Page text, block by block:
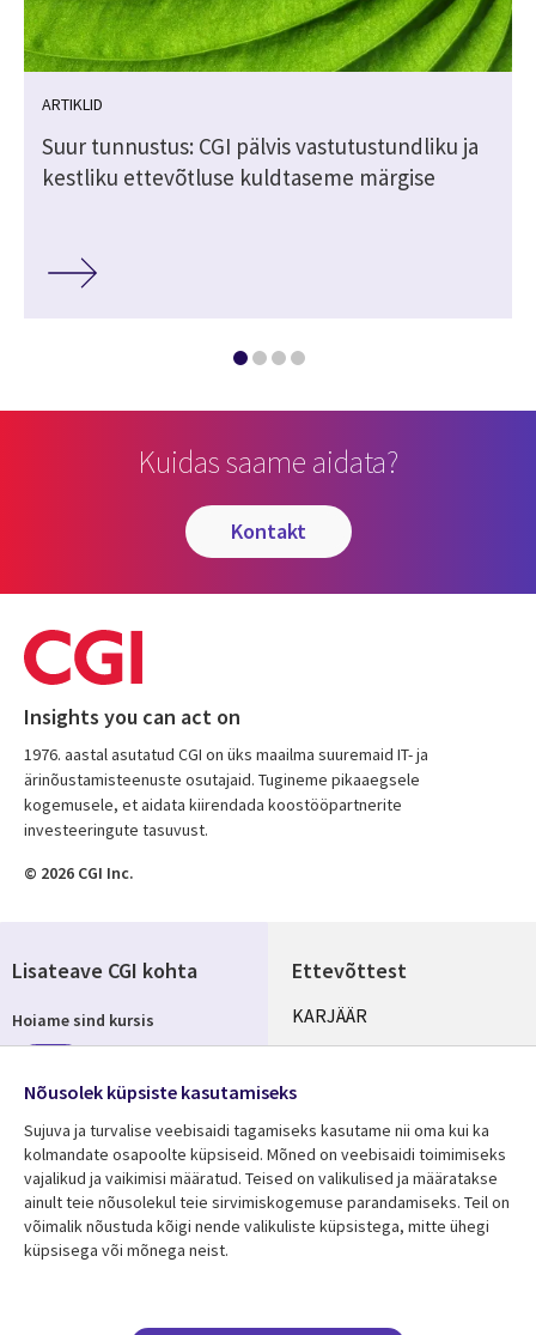
ARTIKLID
Suur tunnustus: CGI pälvis vastutustundliku ja
kestliku ettevõtluse kuldtaseme märgise
Kuidas saame aidata?
kontakt
Insights you can act on
1976. aastal asutatud CGI on üks maailma suuremaid IT- ja
ärinõustamisteenuste osutajaid. Tugineme pikaaegsele
kogemusele, et aidata kiirendada koostööpartnerite
investeeringute tasuvust.
© 2026 CGI Inc.
Ettevõttest
Useful
links
ESTONIA
KARJÄÄR
KONTORID
Lisateave CGI kohta
Hoiame sind kursis
Jälgi meid
Social
Media
Nõusolek küpsiste kasutamiseks
Sujuva ja turvalise veebisaidi tagamiseks kasutame nii oma kui ka
kolmandate osapoolte küpsiseid. Mõned on veebisaidi toimimiseks
vajalikud ja vaikimisi määratud. Teised on valikulised ja määratakse
ainult teie nõusolekul teie sirvimiskogemuse parandamiseks. Teil on
võimalik nõustuda kõigi nende valikuliste küpsistega, mitte ühegi
küpsisega või mõnega neist.